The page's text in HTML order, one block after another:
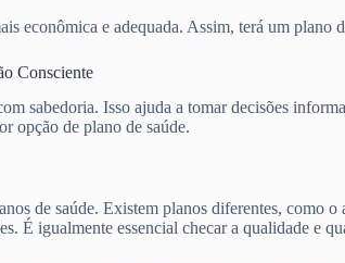
econômica e adequada. Assim, terá um plano
Consciente
sabedoria. Isso ajuda a tomar decisões
opção de plano de saúde.
de saúde. Existem planos diferentes,
É igualmente essencial checar a qualidade e